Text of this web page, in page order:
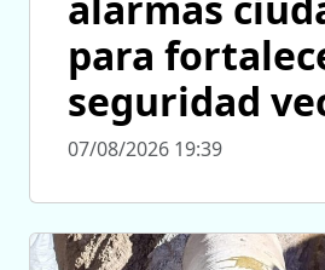
para
seguridad
07/08/2026 19:39